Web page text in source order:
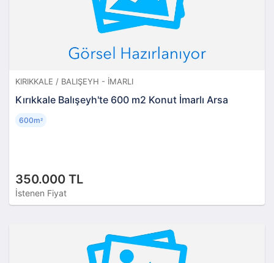
KIRIKKALE / BALIŞEYH - İMARLI
Kırıkkale Balışeyh'te 600 m2 Konut İmarlı Arsa
350.000 TL
İstenen Fiyat
600m²